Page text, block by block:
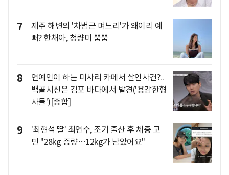
7
제주 해변의 '차범근 며느리'가 왜이리 예
뻐? 한채아, 청량미 뿜뿜
8
연예인이 하는 미사리 카페서 살인사건?..
백골시신은 김포 바다에서 발견('용감한형
사들')[종합]
9
'최현석 딸' 최연수, 조기 출산 후 체중 고
민 "28kg 증량…12kg가 남았어요"